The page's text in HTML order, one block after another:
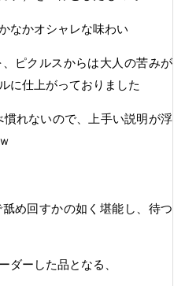
なかオシャレな味わい
ピクルスからは大人の苦みが
に仕上がっておりました
れないので、上手い説明が浮
め回すかの如く堪能し、待つ
ダーした品となる、